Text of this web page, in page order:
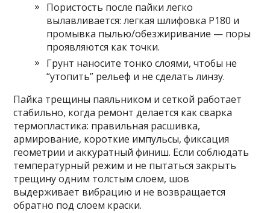
Пористость после пайки легко
вылавливается: легкая шлифовка P180 и
промывка пылью/обезжиривание — поры
проявляются как точки.
Грунт наносите тонко слоями, чтобы не
“утопить” рельеф и не сделать линзу.
Пайка трещины паяльником и сеткой работает
стабильно, когда ремонт делается как сварка
термопластика: правильная расшивка,
армирование, короткие импульсы, фиксация
геометрии и аккуратный финиш. Если соблюдать
температурный режим и не пытаться закрыть
трещину одним толстым слоем, шов
выдерживает вибрацию и не возвращается
обратно под слоем краски.